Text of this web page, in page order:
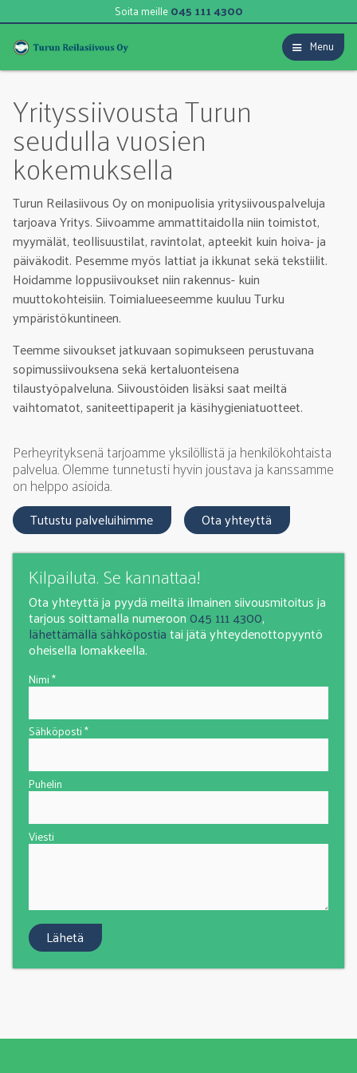
Soita meille045 111 4300
Menu
Yrityssiivousta Turun
seudulla vuosien
kokemuksella
Turun Reilasiivous Oy on monipuolisia yritysiivouspalveluja
tarjoava Yritys. Siivoamme ammattitaidolla niin toimistot,
myymälät, teollisuustilat, ravintolat, apteekit kuin hoiva- ja
päiväkodit. Pesemme myös lattiat ja ikkunat sekä tekstiilit.
Hoidamme loppusiivoukset niin rakennus- kuin
muuttokohteisiin. Toimialueeseemme kuuluu Turku
ympäristökuntineen.
Teemme siivoukset jatkuvaan sopimukseen perustuvana
sopimussiivouksena sekä kertaluonteisena
tilaustyöpalveluna. Siivoustöiden lisäksi saat meiltä
vaihtomatot, saniteettipaperit ja käsihygieniatuotteet.
Perheyrityksenä tarjoamme yksilöllistä ja henkilökohtaista
palvelua. Olemme tunnetusti hyvin joustava ja kanssamme
on helppo asioida.
Tutustu palveluihimme Ota yhteyttä
Kilpailuta. Se kannattaa!
Ota yhteyttä ja pyydä meiltä ilmainen siivousmitoitus ja
tarjous soittamalla numeroon045 111 4300,
lähettämällä sähköpostiatai jätä yhteydenottopyyntö
oheisella lomakkeella.
Nimi *
Sähköposti *
Puhelin
Viesti